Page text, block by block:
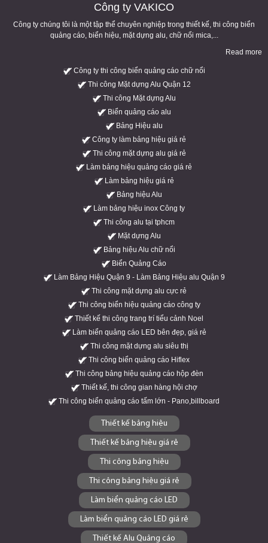
Công ty VAKICO
Công ty chúng tôi là một tập thể chuyên nghiệp trong thiết kế, thi công biển
quảng cáo, biển hiệu, mặt dựng alu, chữ nổi mica,...
Read more
Công ty thi công biển quảng cáo chữ nổi
Thi công Mặt dựng Alu Quận 12
Thi công Mặt dựng Alu
Biển quảng cáo alu
Bảng Hiệu alu
Công ty làm bảng hiệu giá rẻ
Thi công mặt dựng alu giá rẻ
Làm bảng hiệu quảng cáo giá rẻ
Làm bảng hiệu giá rẻ
Bảng hiệu Alu
Làm bảng hiệu inox Công ty
Thi công alu tại tphcm
Mặt dựng Alu
Bảng hiệu Alu chữ nổi
Biển Quảng Cáo
Làm Bảng Hiệu Quận 9 - Làm Bảng Hiệu alu Quận 9
Thi công mặt dựng alu cực rẻ
Thi công biển hiệu quảng cáo công ty
Thiết kế thi công trang trí tiểu cảnh Noel
Làm biển quảng cáo LED bên đẹp, giá rẻ
Thi công mặt dựng alu siêu thị
Thi công biển quảng cáo Hiflex
Thi công bảng hiệu quảng cáo hộp đèn
Thiết kế, thi công gian hàng hội chợ
Thi công biển quảng cáo tấm lớn - Pano,billboard
Thiết kế bảng hiệu
Thiết kế bảng hiệu giá rẻ
Thi công bảng hiệu
Thi công bảng hiệu giá rẻ
Làm biển quảng cáo LED
Làm biển quảng cáo LED giá rẻ
Thiết kế Alu Quảng cáo